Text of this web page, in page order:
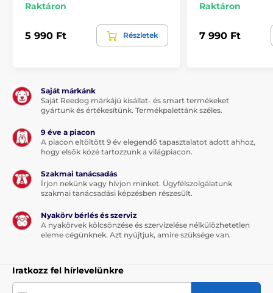
Raktáron
5 990 Ft Részletek
Raktáron
7 990 Ft
Saját márkánk
Saját Reedog márkájú kisállat- és smart termékeket
gyártunk és értékesítünk. Termékpalettánk széles.
9 éve a piacon
A piacon eltöltött 9 év elegendő tapasztalatot adott ahhoz,
hogy elsők közé tartozzunk a világpiacon.
Szakmai tanácsadás
Írjon nekünk vagy hívjon minket. Ügyfélszolgálatunk
szakmai tanácsadási képzésben részesült.
Nyakörv bérlés és szerviz
A nyakörvek kölcsönzése és szervizelése nélkülözhetetlen
eleme cégünknek. Azt nyújtjuk, amire szüksége van.
Iratkozz fel hírlevelünkre